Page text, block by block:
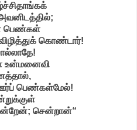
பெண்கள்
கொண்டார்!
உன்மனைவி
பெண்கள்மேல்!
என்றேன்; சென்றான்“